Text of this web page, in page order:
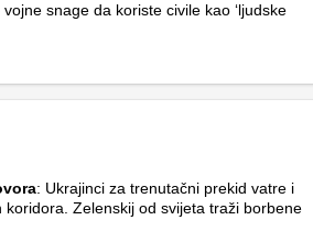
snage da koriste civile kao ‘ljudske
: Ukrajinci za trenutačni prekid vatre i
Zelenskij od svijeta traži borbene